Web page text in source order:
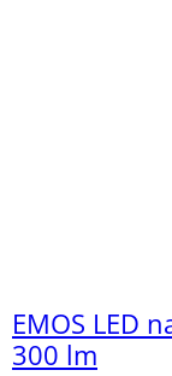
EMOS LED
300 lm